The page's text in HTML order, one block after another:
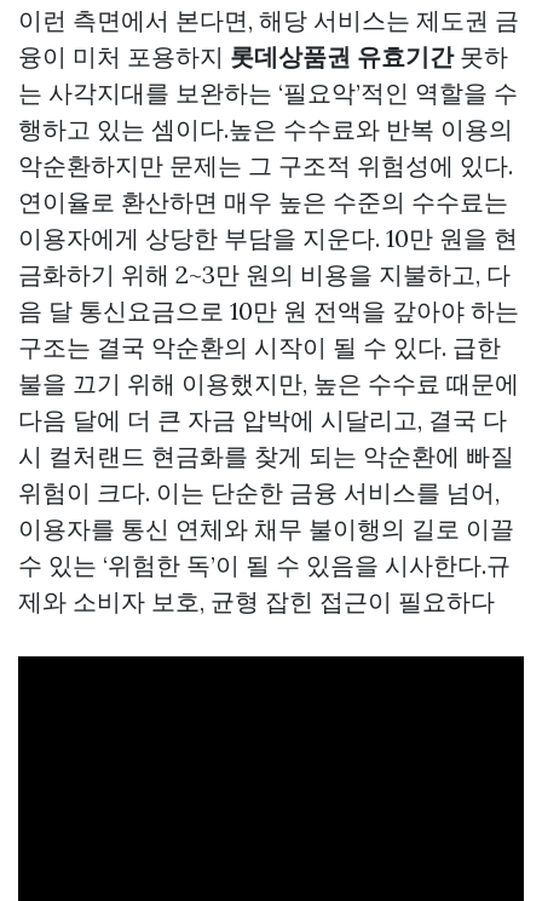
이런 측면에서 본다면, 해당 서비스는 제도권 금
융이 미처 포용하지 롯데상품권 유효기간못하
는 사각지대를 보완하는 ‘필요악’적인 역할을 수
행하고 있는 셈이다.높은 수수료와 반복 이용의
악순환하지만 문제는 그 구조적 위험성에 있다.
연이율로 환산하면 매우 높은 수준의 수수료는
이용자에게 상당한 부담을 지운다. 10만 원을 현
금화하기 위해 2~3만 원의 비용을 지불하고, 다
음 달 통신요금으로 10만 원 전액을 갚아야 하는
구조는 결국 악순환의 시작이 될 수 있다. 급한
불을 끄기 위해 이용했지만, 높은 수수료 때문에
다음 달에 더 큰 자금 압박에 시달리고, 결국 다
시 컬처랜드 현금화를 찾게 되는 악순환에 빠질
위험이 크다. 이는 단순한 금융 서비스를 넘어,
이용자를 통신 연체와 채무 불이행의 길로 이끌
수 있는 ‘위험한 독’이 될 수 있음을 시사한다.규
제와 소비자 보호, 균형 잡힌 접근이 필요하다